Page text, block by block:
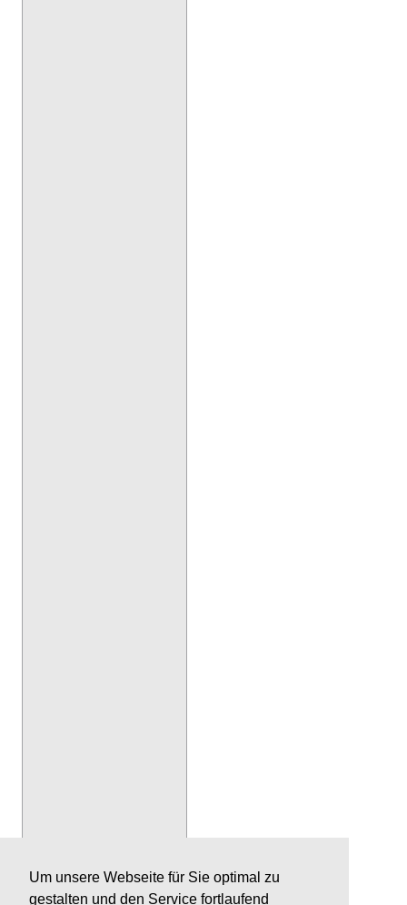
Um unsere Webseite für Sie optimal zu
gestalten und den Service fortlaufend